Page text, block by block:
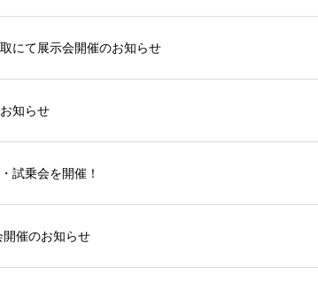
にて展示会開催のお知らせ
知らせ
試乗会を開催！
催のお知らせ